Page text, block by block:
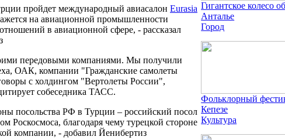
пройдет международный авиасалон Eurasia
на авиационной промышленности
в авиационной сфере, - рассказал
передовыми компаниями. Мы получили
ОАК, компании "Гражданские самолеты
с холдингом "Вертолеты России",
собеседника ТАСС.
посольства РФ в Турции – российский посол
Роскосмоса, благодаря чему турецкой стороне
компании, - добавил Йенибертиз
Гигантское колесо
Анталье
Город
Фольклорный
Кепезе
Культура